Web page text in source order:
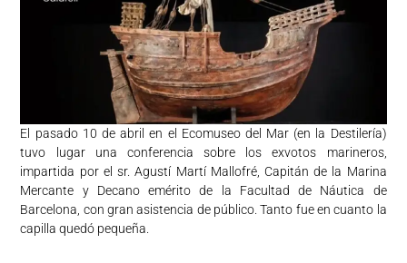
El pasado 10 de abril en el Ecomuseo del Mar (en la Destilería)
tuvo lugar una conferencia sobre los exvotos marineros,
impartida por el sr. Agustí Martí Mallofré, Capitán de la Marina
Mercante y Decano emérito de la Facultad de Náutica de
Barcelona, con gran asistencia de público. Tanto fue en cuanto la
capilla quedó pequeña.